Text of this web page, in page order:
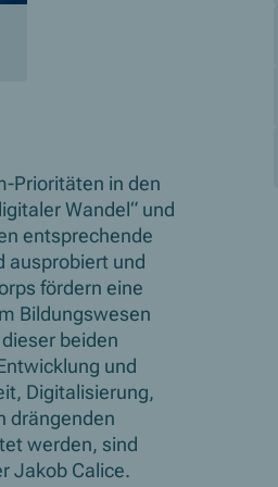
Prioritäten in den
Wandel“ und
entsprechende
ausprobiert und
fördern eine
Bildungswesen
beiden
und
Digitalisierung,
drängenden
werden, sind
Jakob Calice.